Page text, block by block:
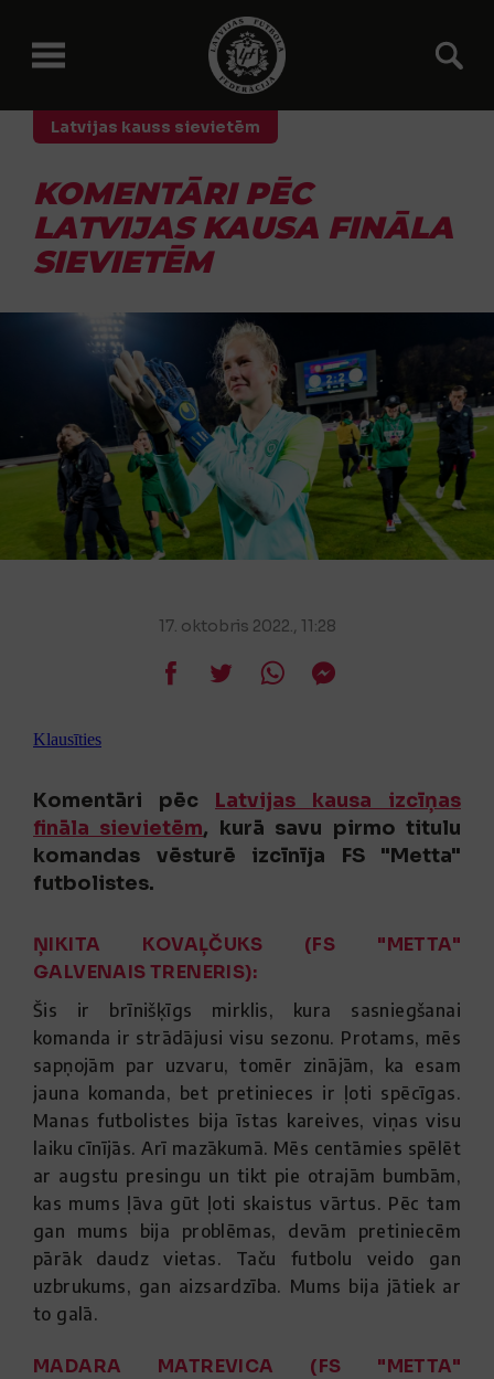
Latvijas kauss sievietēm
KOMENTĀRI PĒC
LATVIJAS KAUSA FINĀLA
SIEVIETĒM
17. oktobris 2022., 11:28
Klausīties
Komentāri pēc Latvijas kausa izcīņas
fināla sievietēm, kurā savu pirmo titulu
komandas vēsturē izcīnīja FS "Metta"
futbolistes.
ŅIKITA KOVAĻČUKS (FS "METTA"
GALVENAIS TRENERIS):
Šis ir brīnišķīgs mirklis, kura sasniegšanai
komanda ir strādājusi visu sezonu. Protams, mēs
sapņojām par uzvaru, tomēr zinājām, ka esam
jauna komanda, bet pretinieces ir ļoti spēcīgas.
Manas futbolistes bija īstas kareives, viņas visu
laiku cīnījās. Arī mazākumā. Mēs centāmies spēlēt
ar augstu presingu un tikt pie otrajām bumbām,
kas mums ļāva gūt ļoti skaistus vārtus. Pēc tam
gan mums bija problēmas, devām pretiniecēm
pārāk daudz vietas. Taču futbolu veido gan
uzbrukums, gan aizsardzība. Mums bija jātiek ar
to galā.
MADARA MATREVICA (FS "METTA"